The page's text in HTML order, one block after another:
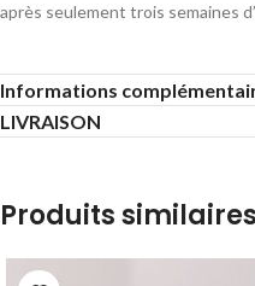
après seulement trois semaines
Informations
LIVRAISON
Produits similaires